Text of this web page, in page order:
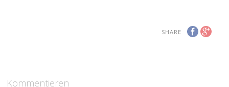
SHARE
Kommentieren